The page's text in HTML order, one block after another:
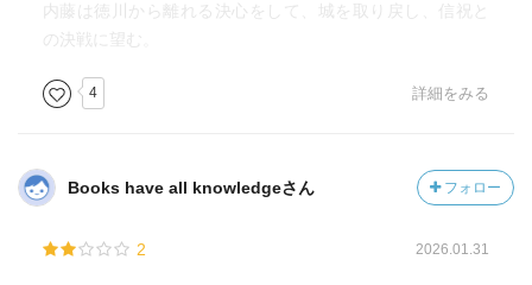
内藤は徳川から離れる決心をして、城を取り戻し、信祝と
の決戦に望む。
4 詳細をみる
Books have all knowledgeさん フォロー
2 2026.01.31